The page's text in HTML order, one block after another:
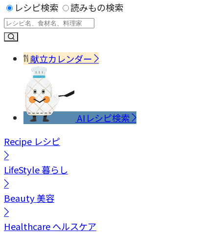
レシピ検索 読みもの検索
献立カレンダー
AIレシピ検索
Recipe レシピ
LifeStyle暮らし
Beauty美容
Healthcareヘルスケア